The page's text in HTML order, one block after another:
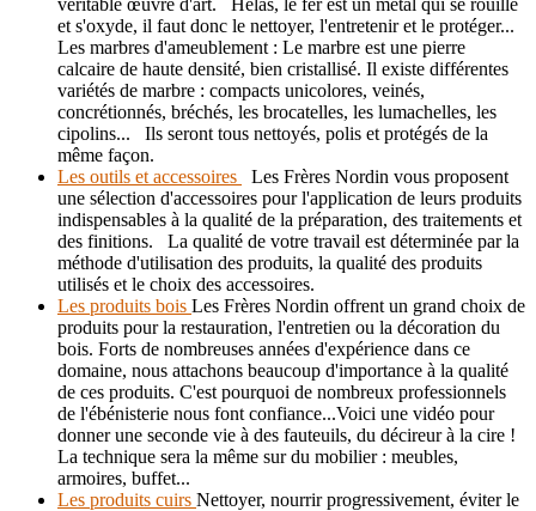
véritable œuvre d'art. Hélas, le fer est un métal qui se rouille
et s'oxyde, il faut donc le nettoyer, l'entretenir et le protéger...
Les marbres d'ameublement : Le marbre est une pierre
calcaire de haute densité, bien cristallisé. Il existe différentes
variétés de marbre : compacts unicolores, veinés,
concrétionnés, bréchés, les brocatelles, les lumachelles, les
cipolins... Ils seront tous nettoyés, polis et protégés de la
même façon.
Les outils et accessoires
Les Frères Nordin vous proposent
une sélection d'accessoires pour l'application de leurs produits
indispensables à la qualité de la préparation, des traitements et
des finitions. La qualité de votre travail est déterminée par la
méthode d'utilisation des produits, la qualité des produits
utilisés et le choix des accessoires.
Les produits bois Les Frères Nordin offrent un grand choix de
produits pour la restauration, l'entretien ou la décoration du
bois. Forts de nombreuses années d'expérience dans ce
domaine, nous attachons beaucoup d'importance à la qualité
de ces produits. C'est pourquoi de nombreux professionnels
de l'ébénisterie nous font confiance...Voici une vidéo pour
donner une seconde vie à des fauteuils, du décireur à la cire !
La technique sera la même sur du mobilier : meubles,
armoires, buffet...
Les produits cuirs Nettoyer, nourrir progressivement, éviter le